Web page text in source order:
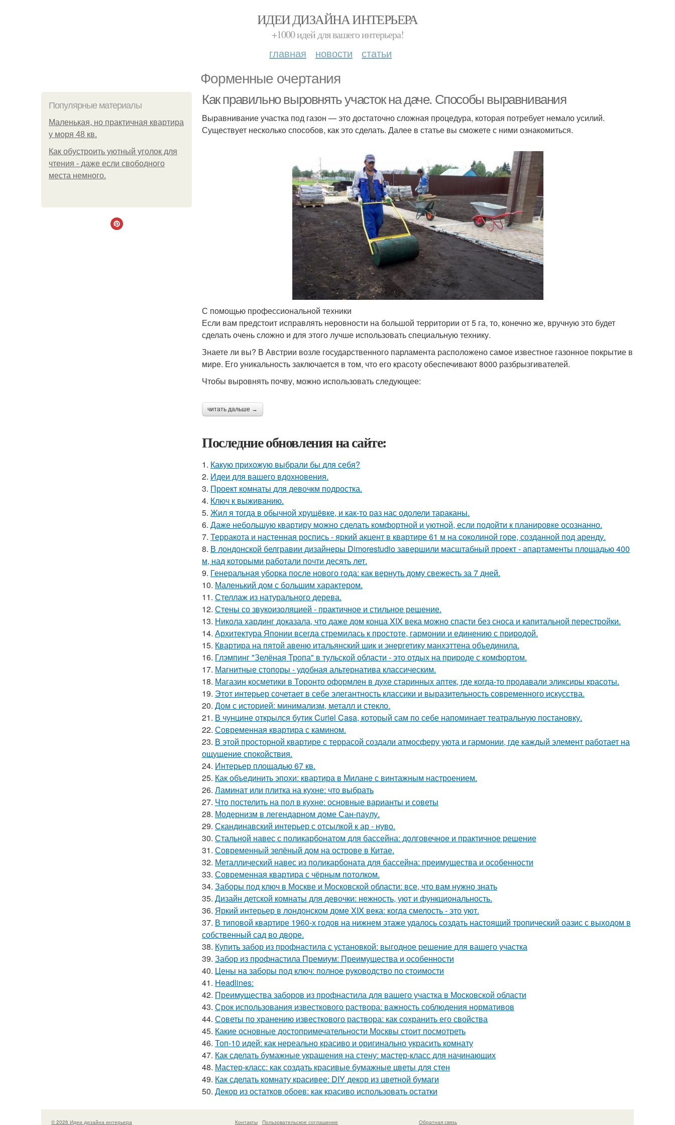
ИДЕИ ДИЗАЙНА ИНТЕРЬЕРА
+1000 идей для вашего интерьера!
главная новости статьи
Форменные очертания
Популярные материалы
Маленькая, но практичная квартира
у моря 48 кв.
Как обустроить уютный уголок для
чтения - даже если свободного
места немного.
Как правильно выровнять участок на даче. Способы выравнивания
Выравнивание участка под газон — это достаточно сложная процедура, которая потребует немало усилий.
Существует несколько способов, как это сделать. Далее в статье вы сможете с ними ознакомиться.
С помощью профессиональной техники
Если вам предстоит исправлять неровности на большой территории от 5 га, то, конечно же, вручную это будет
сделать очень сложно и для этого лучше использовать специальную технику.
Знаете ли вы? В Австрии возле государственного парламента расположено самое известное газонное покрытие в
мире. Его уникальность заключается в том, что его красоту обеспечивают 8000 разбрызгивателей.
Чтобы выровнять почву, можно использовать следующее:
читать дальше →
Последние обновления на сайте:
1. Какую прихожую выбрали бы для себя?
2. Идеи для вашего вдохновения.
3. Проект комнаты для девочкм подростка.
4. Ключ к выживанию.
5. Жил я тогда в обычной хрущёвке, и как-то раз нас одолели тараканы.
6. Даже небольшую квартиру можно сделать комфортной и уютной, если подойти к планировке осознанно.
7. Терракота и настенная роспись - яркий акцент в квартире 61 м на соколиной горе, созданной под аренду.
8. В лондонской белгравии дизайнеры Dimorestudio завершили масштабный проект - апартаменты площадью 400
м, над которыми работали почти десять лет.
9. Генеральная уборка после нового года: как вернуть дому свежесть за 7 дней.
10. Маленький дом с большим характером.
11. Стеллаж из натурального дерева.
12. Стены со звукоизоляцией - практичное и стильное решение.
13. Никола хардинг доказала, что даже дом конца XIX века можно спасти без сноса и капитальной перестройки.
14. Архитектура Японии всегда стремилась к простоте, гармонии и единению с природой.
15. Квартира на пятой авеню итальянский шик и энергетику манхэттена объединила.
16. Глэмпинг "Зелёная Тропа" в тульской области - это отдых на природе с комфортом.
17. Магнитные стопоры - удобная альтернатива классическим.
18. Магазин косметики в Торонто оформлен в духе старинных аптек, где когда-то продавали эликсиры красоты.
19. Этот интерьер сочетает в себе элегантность классики и выразительность современного искусства.
20. Дом с историей: минимализм, металл и стекло.
21. В чунцине открылся бутик Curiel Casa, который сам по себе напоминает театральную постановку.
22. Современная квартира с камином.
23. В этой просторной квартире с террасой создали атмосферу уюта и гармонии, где каждый элемент работает на
ощущение спокойствия.
24. Интерьер площадью 67 кв.
25. Как объединить эпохи: квартира в Милане с винтажным настроением.
26. Ламинат или плитка на кухне: что выбрать
27. Что постелить на пол в кухне: основные варианты и советы
28. Модернизм в легендарном доме Сан-паулу.
29. Скандинавский интерьер с отсылкой к ар - нуво.
30. Стальной навес с поликарбонатом для бассейна: долговечное и практичное решение
31. Современный зелёный дом на острове в Китае.
32. Металлический навес из поликарбоната для бассейна: преимущества и особенности
33. Современная квартира с чёрным потолком.
34. Заборы под ключ в Москве и Московской области: все, что вам нужно знать
35. Дизайн детской комнаты для девочки: нежность, уют и функциональность.
36. Яркий интерьер в лондонском доме XIX века: когда смелость - это уют.
37. В типовой квартире 1960-х годов на нижнем этаже удалось создать настоящий тропический оазис с выходом в
собственный сад во дворе.
38. Купить забор из профнастила с установкой: выгодное решение для вашего участка
39. Забор из профнастила Премиум: Преимущества и особенности
40. Цены на заборы под ключ: полное руководство по стоимости
41. Headlines:
42. Преимущества заборов из профнастила для вашего участка в Московской области
43. Срок использования известкового раствора: важность соблюдения нормативов
44. Советы по хранению известкового раствора: как сохранить его свойства
45. Какие основные достопримечательности Москвы стоит посмотреть
46. Топ-10 идей: как нереально красиво и оригинально украсить комнату
47. Как сделать бумажные украшения на стену: мастер-класс для начинающих
48. Мастер-класс: как создать красивые бумажные цветы для стен
49. Как сделать комнату красивее: DIY декор из цветной бумаги
50. Декор из остатков обоев: как красиво использовать остатки
© 2026 Идеи дизайна интерьера Контакты Пользовательское соглашение Обратная связь